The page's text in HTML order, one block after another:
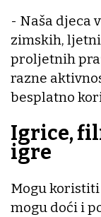
- Naša djeca
zimskih,
proljetnih
razne
besplatno
Igrice,
igre
Mogu
mogu doći i